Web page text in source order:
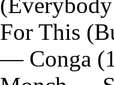
For This
— Conga